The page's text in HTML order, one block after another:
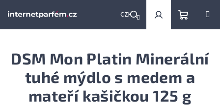
CZK
Hledat PřihlášeníNákupní
košík
DSM Mon Platin Minerální
tuhé mýdlo s medem a
mateří kašičkou 125 g